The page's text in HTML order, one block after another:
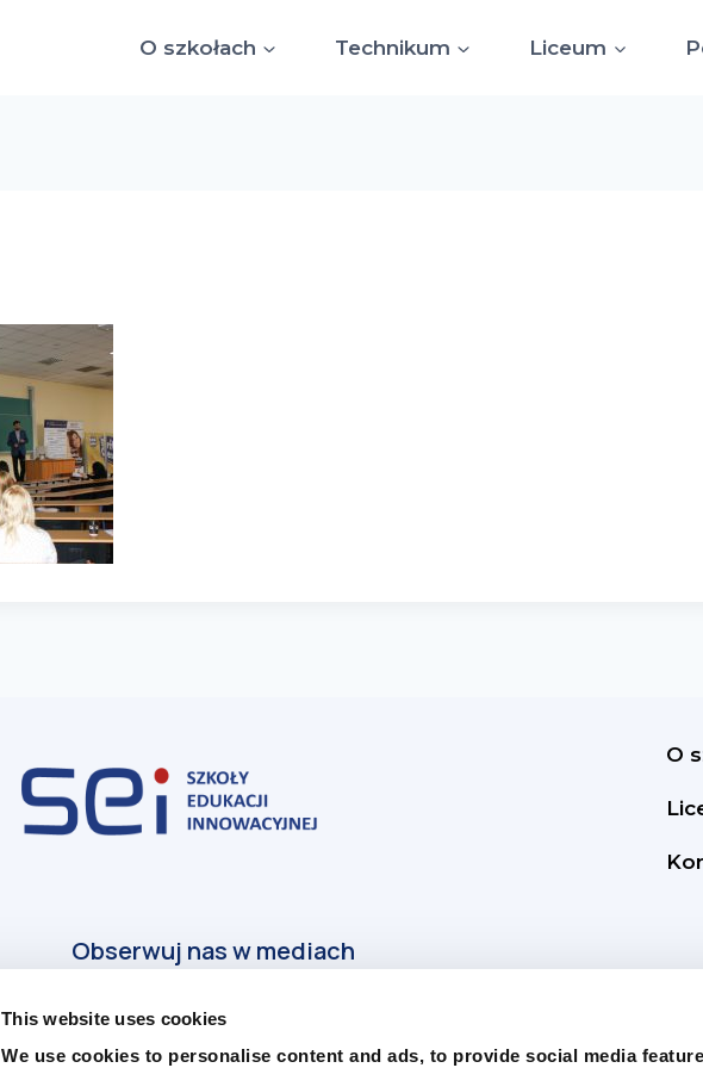
This website uses cookies
We use cookies to personalise content and ads, to provide social media
O szkołach Technikum Liceum
O